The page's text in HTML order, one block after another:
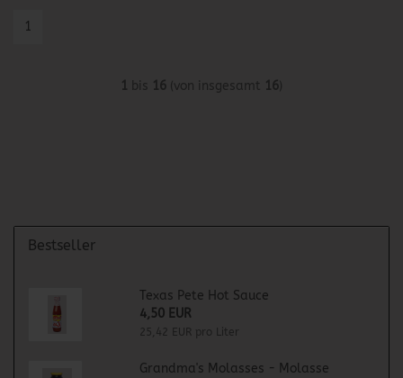
1
1 bis 16 (von insgesamt 16)
Bestseller
Texas Pete Hot Sauce
4,50 EUR
25,42 EUR pro Liter
Grandma's Molasses - Molasse